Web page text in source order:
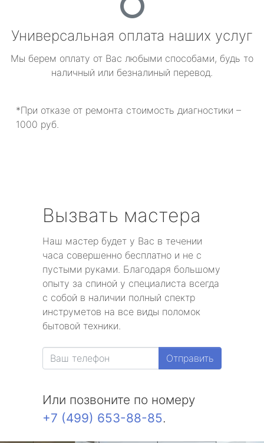
Универсальная оплата наших услуг
Мы берем оплату от Вас любыми способами, будь то
наличный или безналиный перевод.
*При отказе от ремонта стоимость диагностики –
1000 руб.
Вызвать мастера
Наш мастер будет у Вас в течении
часа совершенно бесплатно и не с
пустыми руками. Благодаря большому
опыту за спиной у специалиста всегда
с собой в наличии полный спектр
инструметов на все виды поломок
бытовой техники.
Отправить
Или позвоните по номеру
+7 (499) 653-88-85.